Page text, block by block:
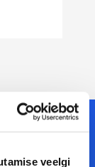
veelgi